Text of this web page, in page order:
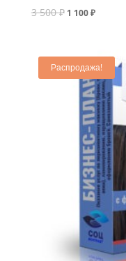
3 500₽ 1 100₽
Распродажа!